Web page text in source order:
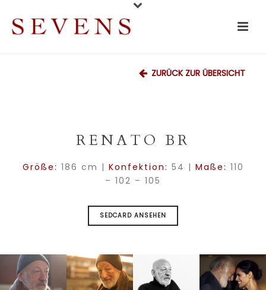
ZURÜCK ZUR ÜBERSICHT
RENATO BR
Größe: 186 cm | Konfektion: 54 | Maße: 110
– 102 – 105
SEDCARD ANSEHEN